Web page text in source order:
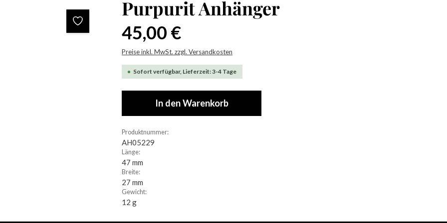
Purpurit Anhänger
45,00 €
Preise inkl. MwSt. zzgl. Versandkosten
Sofort verfügbar, Lieferzeit: 3-4 Tage
In den Warenkorb
Produktnummer:
AH05229
Länge:
47 mm
Breite:
27 mm
Gewicht:
12 g